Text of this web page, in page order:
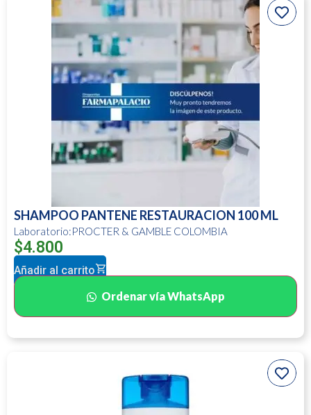
SHAMPOO PANTENE RESTAURACION 100 ML
Laboratorio:PROCTER & GAMBLE COLOMBIA
$4.800
Añadir al carrito
Ordenar vía WhatsApp